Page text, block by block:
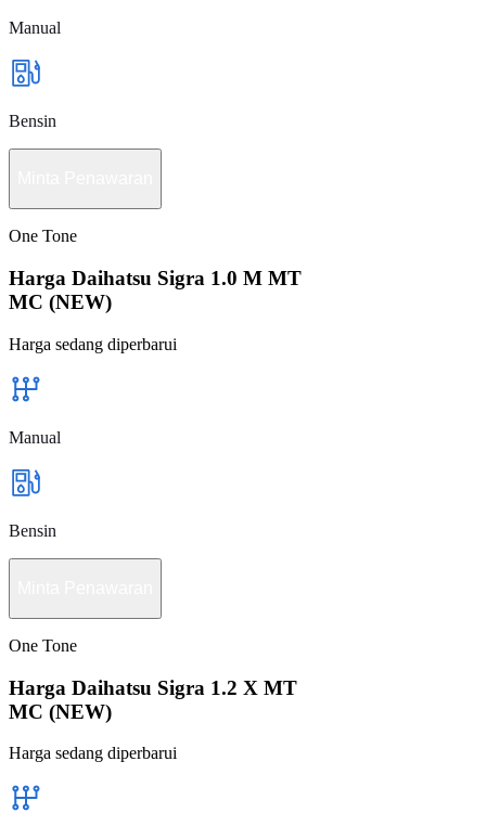
Manual
Bensin
One Tone
Harga Daihatsu Sigra 1.0 M MT
MC (NEW)
Harga sedang diperbarui
Manual
Bensin
One Tone
Harga Daihatsu Sigra 1.2 X MT
MC (NEW)
Harga sedang diperbarui